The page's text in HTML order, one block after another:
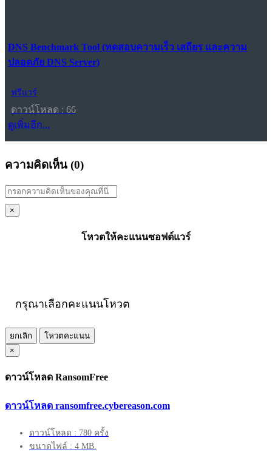
DNS Benchmark Tool (ทดสอบความเร็ว เสถียร และความ
ปลอดภัย DNS Server)
ฟรีแวร์
ดาวน์โหลด : 66
ดูเพิ่มอีก...
ความคิดเห็น (0)
×
โหวตให้คะแนนซอฟต์แวร์
กรุณาเลือกคะแนนโหวต
ยกเลิก
โหวตคะแนน
×
ดาวน์โหลด RansomFree
ดาวน์โหลด ransomfree.cybereason.com
ดาวน์โหลด : 780 ครั้ง
ขนาดไฟล์ : 4 MB.